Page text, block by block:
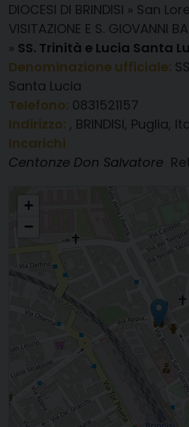
DIOCESI DI BRINDISI » San
VISITAZIONE E S. GIOVANNI
» SS. Trinità e Lucia Santa
Denominazione ufficiale:
Santa Lucia
Telefono: 0831521157
Indirizzo: , BRINDISI, Puglia,
Incarichi
Centonze Don Salvatore
SS. Trinità e Lucia Santa Lucia
+
−